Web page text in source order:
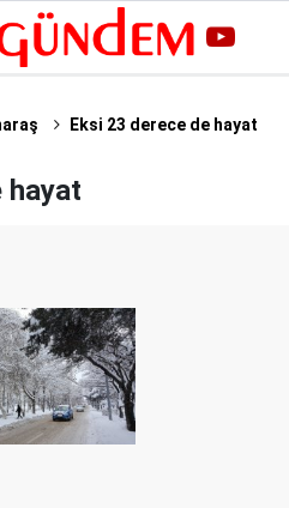
Eksi 23 derece de hayat
hayat